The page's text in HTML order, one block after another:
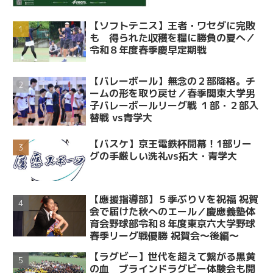
【ソフトテニス】王者・ワセダに完敗
も 得られた収穫を糧に勝負の夏へ／
令和８年度春季慶早定期戦
【バレーボール】無念の２部降格。チ
ームの形を取り戻せ／春季関東大学男
子バレーボールリーグ戦 １部・２部入
替戦 vs青学大
【バスケ】京王電鉄杯開幕！1部リー
グの手厳しい洗礼vs拓大・青学大
【應援指導部】５季ぶりＶを祝福 祝賀
会で届けた秋へのエール／慶應義塾体
育会野球部令和８年度東京六大学野球
春季リーグ戦優勝 祝賀会～後編～
【ラグビー】世代を超えて繋がる黒黄
の血 ブラインドラグビー体験会も開